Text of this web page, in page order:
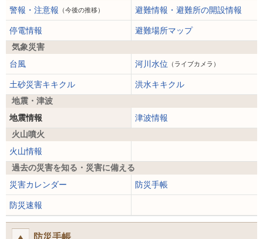
警報・注意報 （今後の推移） 避難情報・避難所の開設情報
停電情報
避難場所マップ
気象災害
台風
河川水位 （ライブカメラ）
土砂災害キキクル
洪水キキクル
地震・津波
地震情報
津波情報
火山噴火
火山情報
過去の災害を知る・災害に備える
災害カレンダー
防災手帳
防災速報
防災手帳